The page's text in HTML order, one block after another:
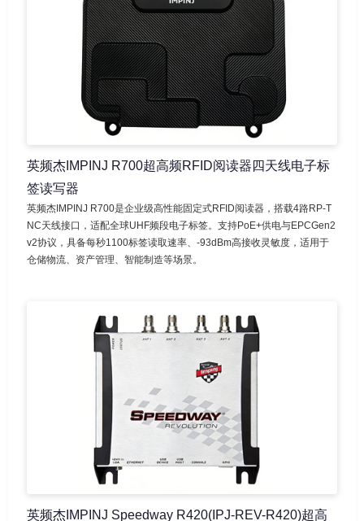
英频杰IMPINJ R700超高频RFID阅读器四天线电子标
签读写器
英频杰IMPINJ R700是企业级高性能固定式RFID阅读器，搭载4路RP-T
NC天线接口，适配全球UHF频段电子标签。支持PoE+供电与EPCGen2
v2协议，具备每秒1100标签读取速率、-93dBm高接收灵敏度，适用于
仓储物流、资产管理、智能制造等场景。
英频杰IMPINJ Speedway R420(IPJ-REV-R420)超高